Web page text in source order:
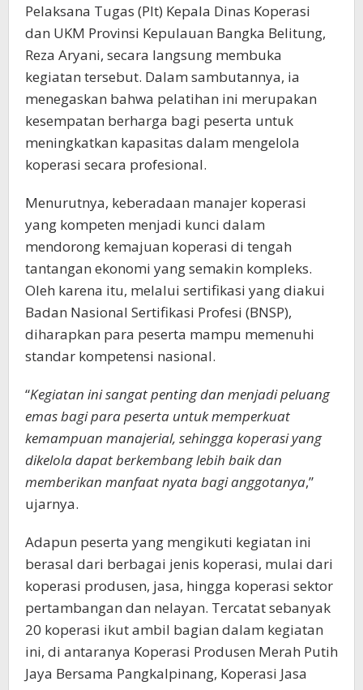
Pelaksana Tugas (Plt) Kepala Dinas Koperasi
dan UKM Provinsi Kepulauan Bangka Belitung,
Reza Aryani, secara langsung membuka
kegiatan tersebut. Dalam sambutannya, ia
menegaskan bahwa pelatihan ini merupakan
kesempatan berharga bagi peserta untuk
meningkatkan kapasitas dalam mengelola
koperasi secara profesional.
Menurutnya, keberadaan manajer koperasi
yang kompeten menjadi kunci dalam
mendorong kemajuan koperasi di tengah
tantangan ekonomi yang semakin kompleks.
Oleh karena itu, melalui sertifikasi yang diakui
Badan Nasional Sertifikasi Profesi (BNSP),
diharapkan para peserta mampu memenuhi
standar kompetensi nasional.
“Kegiatan ini sangat penting dan menjadi peluang
emas bagi para peserta untuk memperkuat
kemampuan manajerial, sehingga koperasi yang
dikelola dapat berkembang lebih baik dan
memberikan manfaat nyata bagi anggotanya,”
ujarnya.
Adapun peserta yang mengikuti kegiatan ini
berasal dari berbagai jenis koperasi, mulai dari
koperasi produsen, jasa, hingga koperasi sektor
pertambangan dan nelayan. Tercatat sebanyak
20 koperasi ikut ambil bagian dalam kegiatan
ini, di antaranya Koperasi Produsen Merah Putih
Jaya Bersama Pangkalpinang, Koperasi Jasa